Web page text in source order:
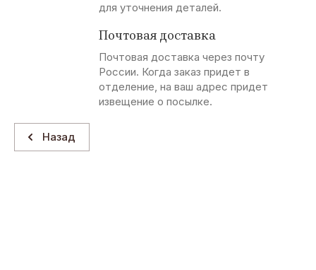
для уточнения деталей.
Почтовая доставка
Почтовая доставка через почту
России. Когда заказ придет в
отделение, на ваш адрес придет
извещение о посылке.
Назад